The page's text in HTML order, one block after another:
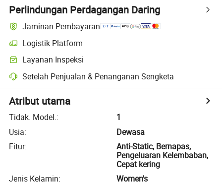
Perlindungan Perdagangan Daring
Jaminan Pembayaran
Logistik Platform
Layanan Inspeksi
Setelah Penjualan & Penanganan Sengketa
Atribut utama
Tidak. Model.:
1
Usia:
Dewasa
Fitur:
Anti-Static, Bernapas,
Pengeluaran Kelembaban,
Cepat kering
Jenis Kelamin:
Women's